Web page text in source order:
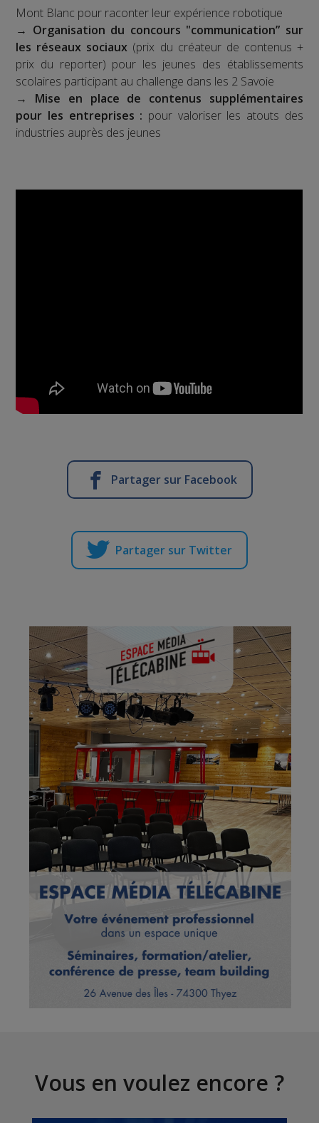
Mont Blanc pour raconter leur expérience robotique
→ Organisation du concours "communication” sur
les réseaux sociaux (prix du créateur de contenus +
prix du reporter) pour les jeunes des établissements
scolaires participant au challenge dans les 2 Savoie
→ Mise en place de contenus supplémentaires
pour les entreprises : pour valoriser les atouts des
industries auprès des jeunes
Partager sur Facebook
Partager sur Twitter
Vous en voulez encore ?